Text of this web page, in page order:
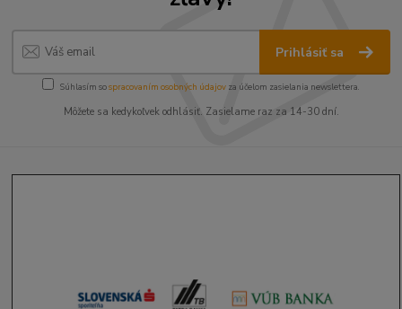
Prihlásiť sa
Súhlasím sospracovaním osobných údajov za účelom zasielania newslettera.
Môžete sa kedykoľvek odhlásiť. Zasielame raz za 14-30 dní.